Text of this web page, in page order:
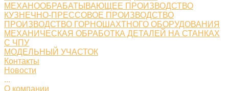
МЕХАНООБРАБАТЫВАЮЩЕЕ ПРОИЗВОДСТВО
КУЗНЕЧНО-ПРЕССОВОЕ ПРОИЗВОДСТВО
ПРОИЗВОДСТВО ГОРНОШАХТНОГО ОБОРУДОВАНИЯ
МЕХАНИЧЕСКАЯ ОБРАБОТКА ДЕТАЛЕЙ НА СТАНКАХ
С ЧПУ
МОДЕЛЬНЫЙ УЧАСТОК
Контакты
Новости
...
О компании